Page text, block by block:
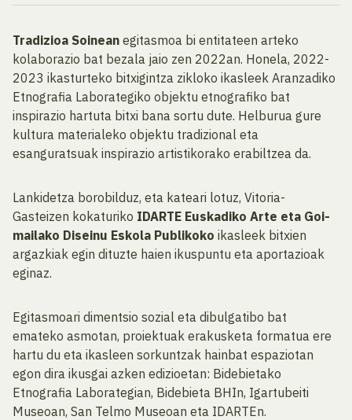
Tradizioa Soinean egitasmoa bi entitateen arteko
kolaborazio bat bezala jaio zen 2022an. Honela, 2022-
2023 ikasturteko bitxigintza zikloko ikasleek Aranzadiko
Etnografia Laborategiko objektu etnografiko bat
inspirazio hartuta bitxi bana sortu dute. Helburua gure
kultura materialeko objektu tradizional eta
esanguratsuak inspirazio artistikorako erabiltzea da.
Lankidetza borobilduz, eta kateari lotuz, Vitoria-
Gasteizen kokaturiko IDARTE Euskadiko Arte eta Goi-
mailako Diseinu Eskola Publikoko ikasleek bitxien
argazkiak egin dituzte haien ikuspuntu eta aportazioak
eginaz.
Egitasmoari dimentsio sozial eta dibulgatibo bat
emateko asmotan, proiektuak erakusketa formatua ere
hartu du eta ikasleen sorkuntzak hainbat espaziotan
egon dira ikusgai azken edizioetan: Bidebietako
Etnografia Laborategian, Bidebieta BHIn, Igartubeiti
Museoan, San Telmo Museoan eta IDARTEn.